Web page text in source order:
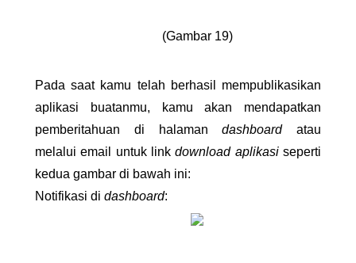
(Gambar 19)
Pada saat kamu telah berhasil mempublikasikan
aplikasi buatanmu, kamu akan mendapatkan
pemberitahuan di halaman dashboard atau
melalui email untuk link download aplikasi seperti
kedua gambar di bawah ini:
Notifikasi di dashboard: